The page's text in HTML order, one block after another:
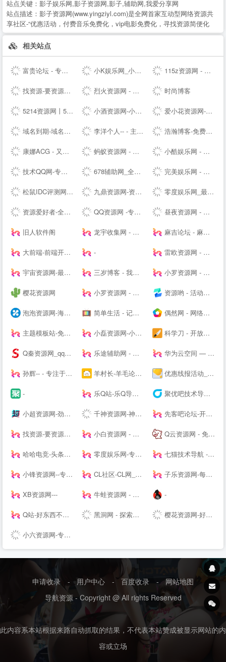
站点关键： 影子娱乐网,影子资源网,影子,辅助网,我爱分享网
站点描述： 影子资源网(www.yingziyl.com)是全网首家互动型网络资源共
享社区-“优惠活动，付费音乐免费化，vip电影免费化，寻找资源简便化
相关站点
富贵论坛 - 专业的虚拟物品交易论坛，QQ号，YY号，手机号，邮箱，游戏帐号交易 - FGBBS.NET 小K娱乐网_小K网-QQ活动_资源分享-源码基地-网赚项目-安卓绿色软件基地 115z资源网 - 专注网络资源快速下载
找资源-要资源就上找资源|专业提供,免费资源,活动资源,源码资源,励志打造全网最好最全的资源大全 - 烈火资源网 - 实用并且丰富的资源大全 时尚博客
5214资源网丨5214辅助网丨5214商铺丨游戏辅助网丨辅助网 小酒资源网-小酒专业分享技术术教程 爱小花资源网-免费分享好资源-小花资源网-应有尽有！
域名到期-域名续费提醒 李洋个人-- - 主题模板制作_企业网站搭建_SEO排名优化等多元化服务的个人--网站（Talklee空间） 浩瀚博客-免费教程资源网
康娜ACG - 又一个二次元聚集站点 蚂蚁资源网 - 免费游戏辅助,软件,活动,技术教程分享平台_小刀娱乐网_我爱辅助网_善恶资源网！ 小酷娱乐网 - 分享永无止境!娱乐,技术,教程,软件网络资源网
技术QQ网-专注QQ及微信红包活动_QQ新闻资讯_QQ软件下载 678辅助网_全网最大免费软件,资源教程,游戏辅助资源网_单机游戏 完美娱乐网 - 免费活动福利等分享平台
松鼠IDC评测网-服务器_云服务器_主机_优惠_促销_测评 九鼎资源网-资源分享-源码基地-综合优质网络资源收集分享 零度娱乐网_最专业的资源收集分享平台_破解软件教程源码分享|易语言源码|线报乐园|最专业的技术网站|最新QQ资讯
资源爱好者-全网资源一网打尽！ QQ资源网 -专注分享网络优质资源 昼夜资源网 - 专注活动，软件，教程分享！总之就是网络那些事。
旧人软件阁 龙宇收集网 - 龙网专注分享免费龙宇网优质资源并收集网络中各种绿色软件 麻吉论坛 - 麻吉辅助,麻吉资源,我爱资源网,麻吉娱乐网,辅助网,破解软件分享,最全面的免费资源论坛 - www.k7788.cn
大前端-前端开发_主机测评推荐 - 雷欧资源网 - 善恶资源网,辅助网,678辅助网,小刀娱乐网,破解软件分享,最全面的免费资源平台!
宇宙资源网-最新副业项目推荐-网络赚钱课程分享-创业商机-新媒体运营-资源整合-创业项目 三岁博客 - 我的世界只有你懂 小罗资源网 - 全网最精免费优质资源,活动线报,实用软件,技术教程等内容
樱花资源网 小罗资源网 - 全网最精免费优质资源,软件,技术等分享 资源哟 - 活动、软件、教程 - 综合资源聚合平台
泡泡资源网-海量精品资源持续推送 专业可靠的网络知识服务平台 简单生活 - 记录大熊和小婷生活点滴的夫妻-- 偶然网 - 网络活动资讯共享平台
主题模板站-免费模板,免费源码,PHP源码,网站模板,插件软件资源分享平台! 小磊资源网-小磊技术网_软件库_爱收集分享各种破解软件。 科学刀 - 开放交流，共享精神，走进科学刀论坛
Q秦资源网_qq技术网_古圣资源网_乔合软件库_爱收集资源网_qq业务乐园_小刀娱乐网_qq资源网_流氓资源网_qq教程网-好东西不私藏我们专注分享 乐途辅助网 - 我爱辅助网_678辅助网-找辅助上乐途-最大游戏辅助网-热门辅助资源网 华为云空间 — 存于云间，尽享精彩
孙辉-- - 专注于各种焊接设备、电动缸营销和焊接技术分享交流-后花园笔记 羊村长-羊毛论坛，开放交流，共享精神，让你的钱包鼓起来！ - Powered by Discuz! 优惠线报活动_每日一手福利线报活动_优惠券领取app-线报惠社区
- 乐Q站-乐Q导航网 聚优吧技术导航 - 汇聚国内优质资源技术教程网站
小超资源网-劲爆游戏辅助网_我爱辅助网_专注分享绿色软件 千神资源网-神一样的资源分享|游戏交流论坛 先客吧论坛-开放交流-极致分享
找资源-要资源就上找资源|专业提供,免费资源,活动资源,源码资源,励志打造全网最好最全的资源大全- 小白资源网 - 专业免费分享QQ技术资源，优质教程,辅助,QQ技术,以及其他日常信息,好货不私藏! Q云资源网 - 免费资源搜集分享平台!
哈哈电竞-头条快讯网，综合商业资讯报道 零度娱乐网-专注绿色软件与网络技术分享 七猫技术导航 - 学技术,找资源,从这里开始
小锋资源网--专注于优质资源分享,每天更新大量原创技术教程,线报活动,QQ技术、QQ资源、微信资源、宅男福利、网络热门、破解软件等... CL社区-CL网_专注于全网-挂机项目-免费项目-赚钱项目-游戏搬砖项目-活动线报-源码基地-副业-活动-软件-教程-致力于全网付费项目揭秘分享 子乐资源网-每日资源分享,活动线报,技术教程,网站源码,汇聚全网最新最热的资源网!
XB资源网--- 牛蛙资源网 - 只为资源而生,分享永无止境 -
Q站-好东西不私藏 乐于分享-关注QQ最新动态,掌握QQ第一资讯,分享最具价值内容 黑洞网 - 探索实时资讯以及技术资源的站长之家，属于你的IT天空☁️ 樱花资源网-好资源不私藏!大家一起分享!
小六资源网-专注QQ资源教程技术娱乐
申请收录 - 用户中心 - 百度收录 -
网站地图
导航资源 - Copyright @ All rights Reserved
此内容系本站根据来路自动抓取的结果，不代表本站赞成被显示网站的内
容或立场